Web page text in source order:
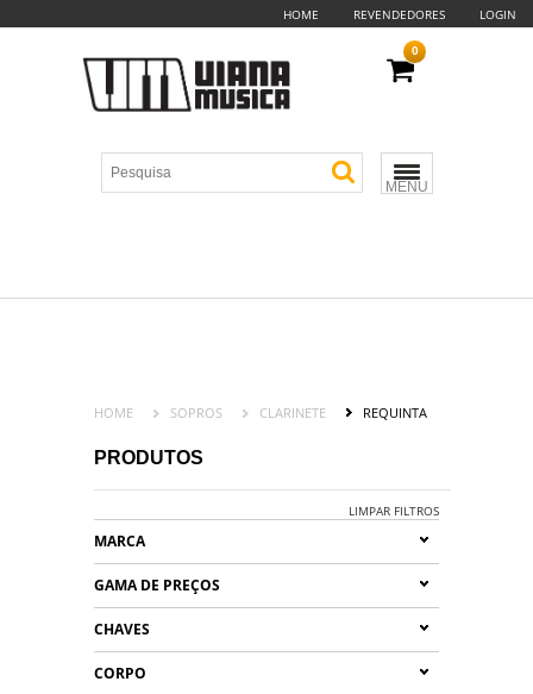
HOME REVENDEDORES LOGIN
MENU
0
HOME SOPROS CLARINETE REQUINTA
PRODUTOS
LIMPAR FILTROS
MARCA
GAMA DE PREÇOS
CHAVES
CORPO